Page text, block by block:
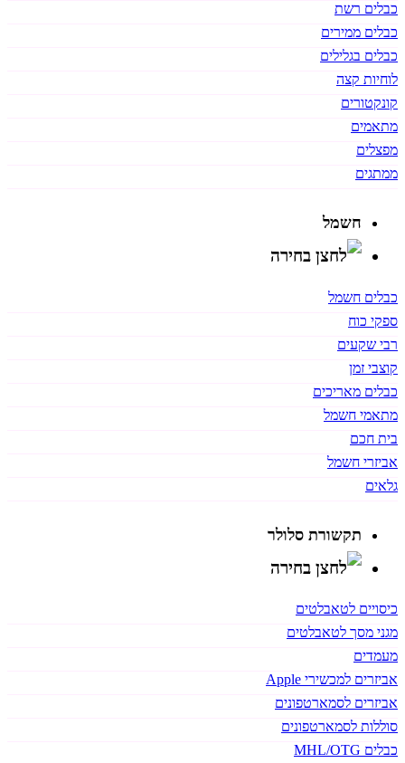
כבלים רשת
כבלים ממירים
כבלים בגלילים
לוחיות קצה
קונקטורים
מתאמים
מפצלים
ממתגים
חשמל
כבלים חשמל
ספקי כוח
רבי שקעים
קוצבי זמן
כבלים מאריכים
מתאמי חשמל
בית חכם
אביזרי חשמל
גלאים
תקשורת סלולר
כיסויים לטאבלטים
מגני מסך לטאבלטים
מעמדים
אביזרים למכשירי Apple
אביזרים לסמארטפונים
סוללות לסמארטפונים
כבלים MHL/OTG